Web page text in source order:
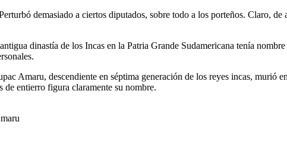
demasiado a ciertos diputados, sobre todo a los porteños. Claro,
dinastía de los Incas en la Patria Grande Sudamericana tenía
Amaru, descendiente en séptima generación de los reyes incas, murió
de entierro figura claramente su nombre.